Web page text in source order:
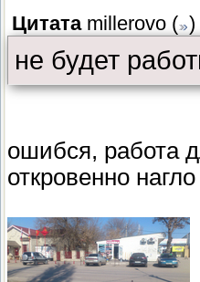
Цитата millerovo ( )
не будет
ошибся, работа
откровенно